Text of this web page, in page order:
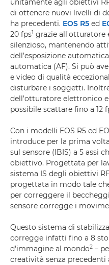
unitamente agli obiettivi
di ottenere nuovi livelli di
ha precedenti. EOS R5 ed
20 fps1 grazie
silenzioso, mantenendo
dell’esposizione
automatica (AF). Si può
e video di qualità
disturbare i soggetti.
dell’otturatore elettronico
possibile scattare fino a 12
Con i modelli EOS R5 ed
introduce per la prima
sul sensore (IBIS) a 5 assi
obiettivo. Progettata per
sistema IS degli obiettivi
progettata in modo tale
per correggere il
sensore corregge i
Questo sistema di
corregge infatti fino a 8
d'immagine al mondo2 –
creatività senza precedenti